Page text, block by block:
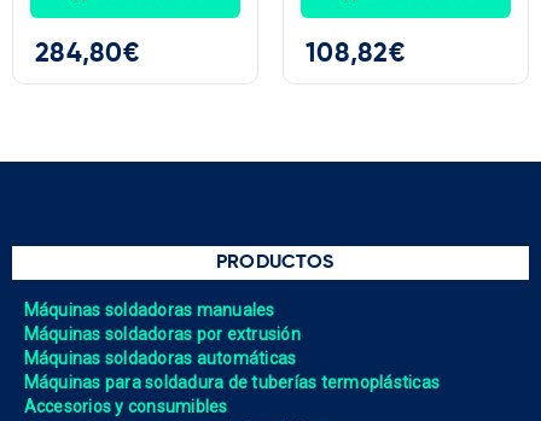
284,80€ 108,82€
PRODUCTOS
Máquinas soldadoras manuales
Máquinas soldadoras por extrusión
Máquinas soldadoras automáticas
Máquinas para soldadura de tuberías termoplásticas
Accesorios y consumibles